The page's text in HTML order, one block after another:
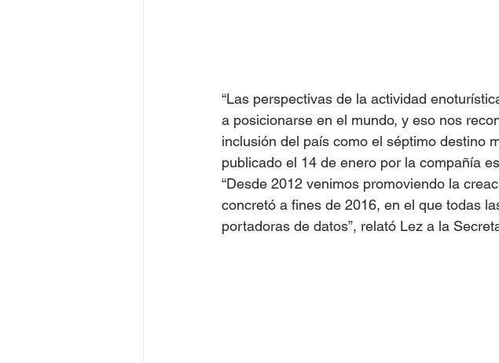
“Las perspectivas de la actividad
a posicionarse en el mundo, y eso nos
inclusión del país como el séptimo destino
publicado el 14 de enero por la compañía
“Desde 2012 venimos promoviendo la
concretó a fines de 2016, en el que todas
portadoras de datos”, relató Lez a la